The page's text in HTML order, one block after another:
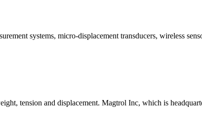
systems, micro-displacement transducers, wireless
tension and displacement. Magtrol Inc, which is